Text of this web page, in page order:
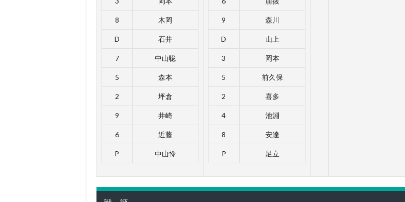
8 木岡
D 石井
7 中山聡
5 森本
2 坪倉
9 井崎
6 近藤
P 中山怜
9 森川
D 山上
3 岡本
5 前久保
2 喜多
4 池淵
8 安達
P 足立